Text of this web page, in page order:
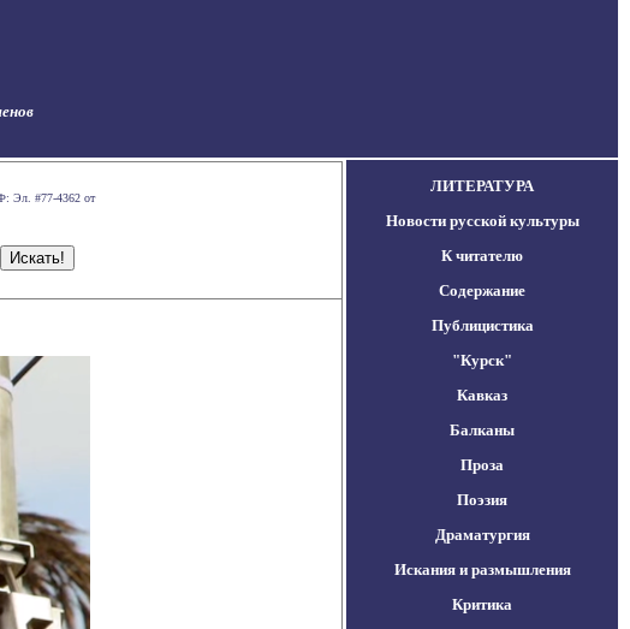
Эл. #77-4362 от
ЛИТЕРАТУРА
Новости русской культуры
К читателю
Содержание
Публицистика
"Курск"
Кавказ
Балканы
Проза
Поэзия
Драматургия
Искания и размышления
Критика